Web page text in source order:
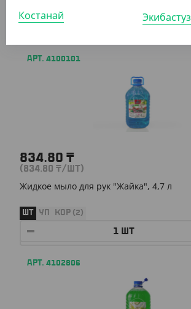
АРТ. 4100101
834.80 ₸
(834.80 ₸/ШТ)
Жидкое мыло для рук "Жайка", 4,7 л
ШТ УП КОР (2)
АРТ. 4102806
Костанай
Экибастуз